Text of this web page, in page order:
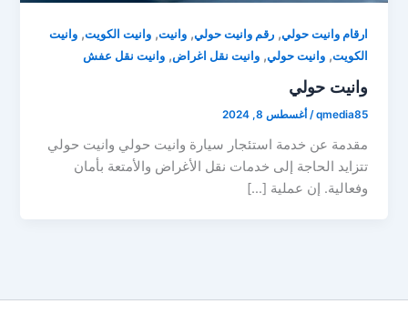
ارقام وانيت حولي,رقم وانيت حولي,وانيت,وانيت الكويت,وانيت
الكويت,وانيت حولي,وانيت نقل اغراض,وانيت نقل عفش
وانيت حولي
qmedia85
/ أغسطس 8, 2024
مقدمة عن خدمة استئجار سيارة وانيت حولي وانيت حولي
تتزايد الحاجة إلى خدمات نقل الأغراض والأمتعة بأمان
وفعالية. إن عملية […]